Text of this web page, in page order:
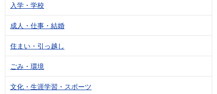
入学・学校
成人・仕事・結婚
住まい・引っ越し
ごみ・環境
文化・生涯学習・スポーツ